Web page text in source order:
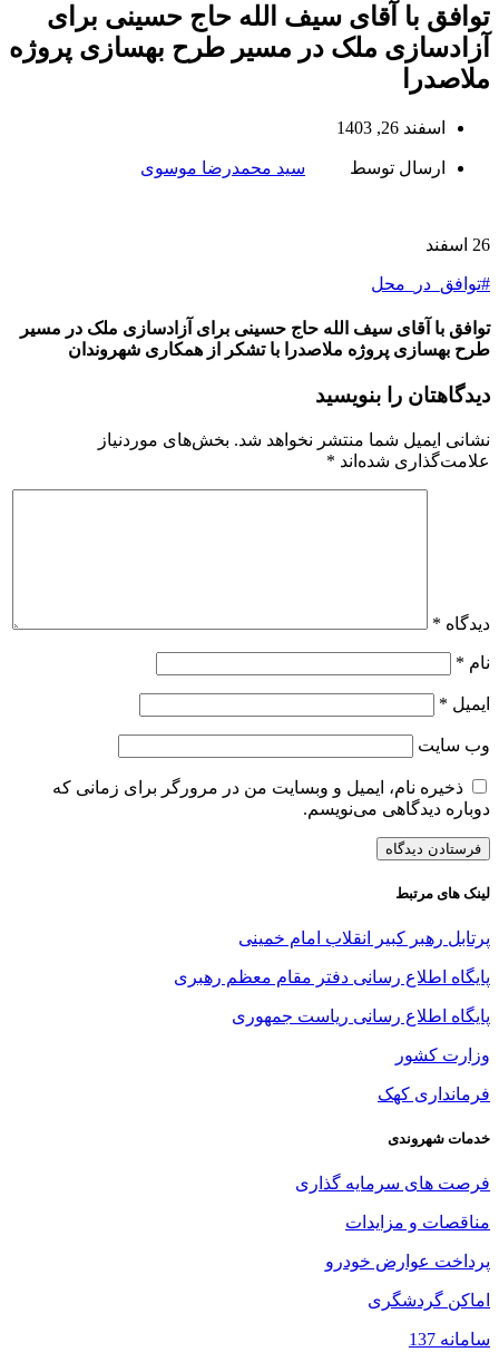
توافق با آقای سیف الله حاج حسینی برای
آزادسازی ملک در مسیر طرح بهسازی پروژه
ملاصدرا
اسفند 26, 1403
ارسال توسط سید محمدرضا موسوی
26 اسفند
#توافق_در_محل
توافق با آقای سیف الله حاج حسینی برای آزادسازی ملک در مسیر
طرح بهسازی پروژه ملاصدرا با تشکر از همکاری شهروندان
دیدگاهتان را بنویسید
نشانی ایمیل شما منتشر نخواهد شد. بخش‌های موردنیاز
علامت‌گذاری شده‌اند *
دیدگاه *
نام *
ایمیل *
وب‌ سایت
ذخیره نام، ایمیل و وبسایت من در مرورگر برای زمانی که
دوباره دیدگاهی می‌نویسم.
لینک های مرتبط
پرتابل رهبر کبیر انقلاب امام خمینی
پایگاه اطلاع رسانی دفتر مقام معظم رهبری
پایگاه اطلاع رسانی ریاست جمهوری
وزارت کشور
فرمانداری کهک
خدمات شهروندی
فرصت های سرمایه گذاری
مناقصات و مزایدات
پرداخت عوارض خودرو
اماکن گردشگری
سامانه 137